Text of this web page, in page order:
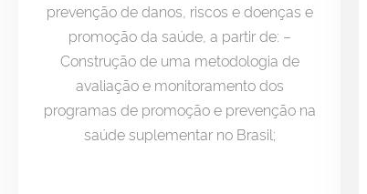
prevenção de danos, riscos e doenças e
promoção da saúde, a partir de: –
Construção de uma metodologia de
avaliação e monitoramento dos
programas de promoção e prevenção na
saúde suplementar no Brasil;